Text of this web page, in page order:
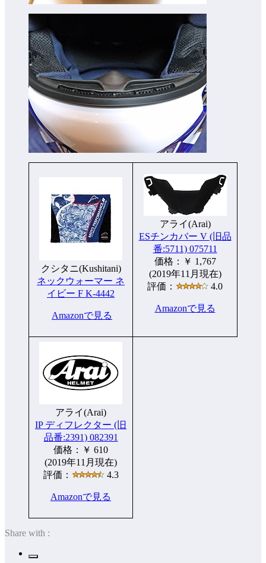
クシタニ(Kushitani)
ネックウォーマー ネ
イビー F K-4442
Amazonで見る
アライ(Arai)
ESチンカバー V (旧品
番:5711) 075711
価格：￥ 1,767
(2019年11月現在)
評価：
4.0
Amazonで見る
アライ(Arai)
IP ディフレクター (旧
品番:2391) 082391
価格：￥ 610
(2019年11月現在)
評価：
4.3
Amazonで見る
Share with :